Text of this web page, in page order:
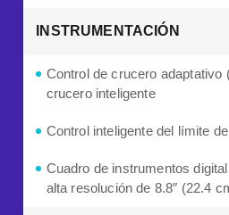
INSTRUMENTACIÓN
Control de crucero adaptativo
crucero inteligente
Control inteligente del límite
Cuadro de instrumentos
alta resolución de 8.8″ (22.4